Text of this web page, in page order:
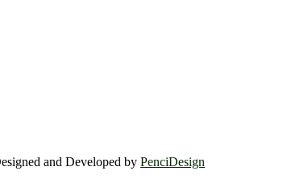
and Developed by PenciDesign